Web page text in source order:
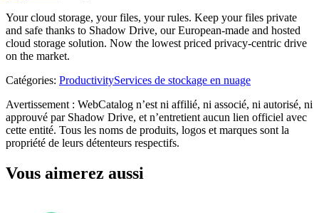
Your cloud storage, your files, your rules. Keep your files private
and safe thanks to Shadow Drive, our European-made and hosted
cloud storage solution. Now the lowest priced privacy-centric drive
on the market.
Catégories: ProductivityServices de stockage en nuage
Avertissement : WebCatalog n’est ni affilié, ni associé, ni autorisé, ni
approuvé par Shadow Drive, et n’entretient aucun lien officiel avec
cette entité. Tous les noms de produits, logos et marques sont la
propriété de leurs détenteurs respectifs.
Vous aimerez aussi